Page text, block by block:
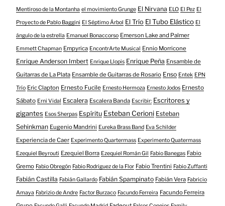
Mentiroso de la Montanha el movimiento Grunge El Nirvana ELO El Pez El
Proyecto de Pablo Baggini El Séptimo Árbol El Trío El Tubo Elástico El
ángulo de la estrella Emanuel Bonaccorso Emerson Lake and Palmer
Emmett Chapman Empyrica EncontrArte Musical Ennio Morricone
Enrique Anderson Imbert Enrique Llopis Enrique Peña Ensamble de
Guitarras de La Plata Ensamble de Guitarras de Rosario Enso Entek EPN
Trío Eric Clapton Ernesto Fucile Ernesto Hermoza Ernesto Jodos Ernesto
Sábato Erni Vidal Escalera Escalera Banda Escribir: Escritores y
gigantes Esos Sherpas Espíritu Esteban Cerioni Esteban
Sehinkman Eugenio Mandrini Eureka Brass Band Eva Schilder
Experiencia de Caer Experimento Quartermass Experimento Quatermass
Ezequiel Beyrouti Ezequiel Borra Ezequiel Román Gil Fabio Banegas Fabio
Gremo Fabio Obregón Fabio Rodriguez de la Flor Fabio Trentini Fabio Zuffanti
Fabián Castilla Fabián Gallardo Fabián Spampinato Fabián Vera Fabricio
Amaya Fabrizio de Andre Factor Burzaco Facundo Ferreira Facundo Ferreira